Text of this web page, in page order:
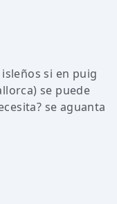
si en puig
se puede
se aguanta